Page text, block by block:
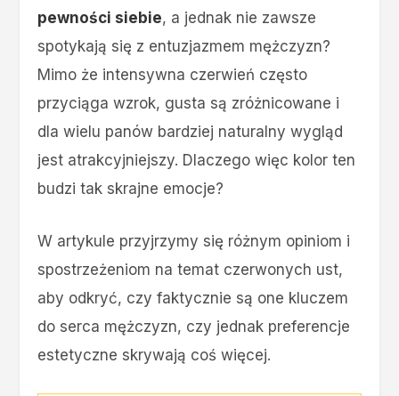
pewności siebie, a jednak nie zawsze
spotykają się z entuzjazmem mężczyzn?
Mimo że intensywna czerwień często
przyciąga wzrok, gusta są zróżnicowane i
dla wielu panów bardziej naturalny wygląd
jest atrakcyjniejszy. Dlaczego więc kolor ten
budzi tak skrajne emocje?
W artykule przyjrzymy się różnym opiniom i
spostrzeżeniom na temat czerwonych ust,
aby odkryć, czy faktycznie są one kluczem
do serca mężczyzn, czy jednak preferencje
estetyczne skrywają coś więcej.